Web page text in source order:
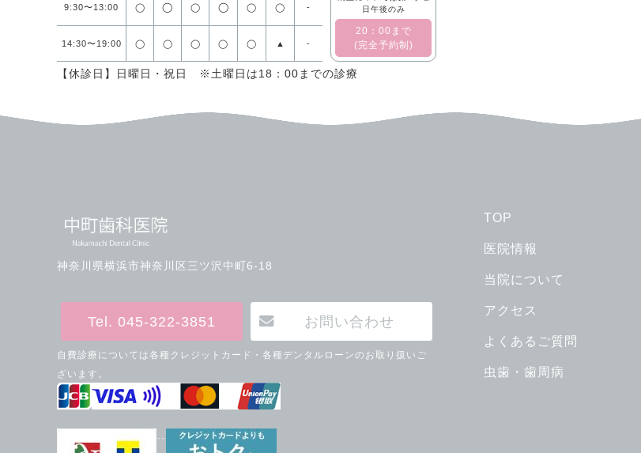
9:30〜13:00 ◯ ◯ ◯ ◯ ◯ ◯ -
14:30〜19:00 ◯ ◯ ◯ ◯ ◯ ▲ -
日午後のみ
​20：00まで
(完全予約制)
【休診日】日曜日・祝日 ※土曜日は18：00までの診療
神奈川県横浜市神奈川区三ツ沢中町6-18
Tel. 045-322-3851 お問い合わせ
自費診療については各種クレジットカード・各種デンタルローンのお取り扱いご
ざいます。
--
TOP
医院情報
当院について
アクセス
よくあるご質問
虫歯・歯周病